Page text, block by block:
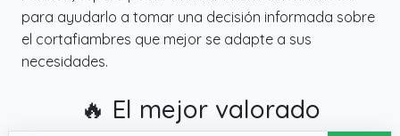
para ayudarlo a tomar una decisión informada sobre
el cortafiambres que mejor se adapte a sus
necesidades.
🔥 El mejor valorado